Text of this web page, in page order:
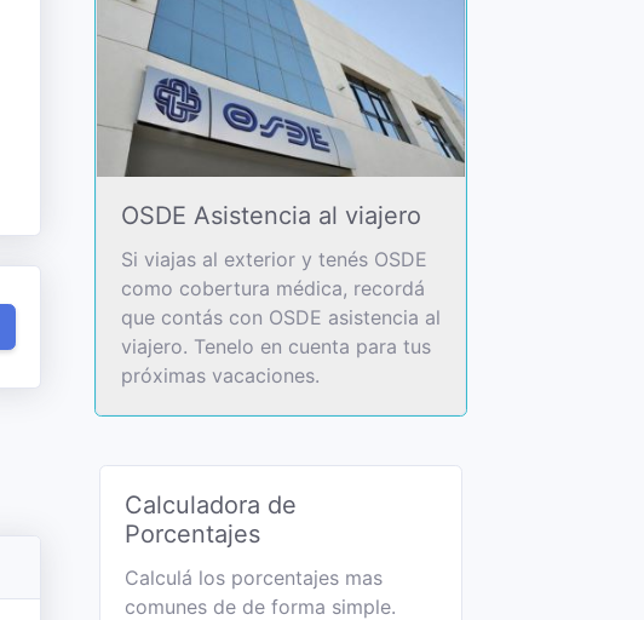
OSDE Asistencia al viajero
Si viajas al exterior y tenés OSDE
como cobertura médica, recordá
que contás con OSDE asistencia al
viajero. Tenelo en cuenta para tus
próximas vacaciones.
Calculadora de
Porcentajes
Calculá los porcentajes mas
comunes de de forma simple.